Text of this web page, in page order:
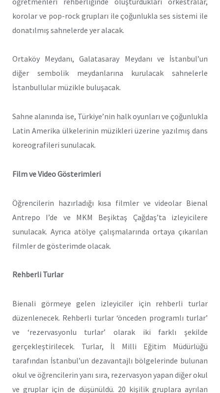
korolar ve pop-rock grupları ile çoğunlukla ses sistemi ile
donatılmış sahnelerde yer alacak.
Ortaköy Meydanı, Galatasaray Meydanı ve İstanbul’un
diğer sembolik meydanlarına kurulacak sahnelerle
İstanbullular müzikle buluşacak.
Sahne alanında ise, Türkiye’nin halk oyunları ve çoğunlukla
Latin Amerika ülkelerinin müzikleri üzerine yazılmış dans
koreografileri sunulacak.
Film ve Video Gösterimleri
Öğrencilerin hazırladığı kısa filmler ve videolar Bienal
Antrepo I’de ve MKM Beşiktaş Çağdaş’ta izleyicilere
sunulacak. Ayrıca atölye çalışmalarında ortaya çıkarılan
filmler de gösterimde olacak.
Rehberli Turlar
Bienali görmeye gelen izleyiciler için rehberli turlar
düzenlenecek. Rehberli turlar ‘önceden programlı turlar’
ve ‘rezervasyonlu turlar’ olarak iki farklı şekilde
gerçekleştirilecek. Turlar, İl Milli Eğitim Müdürlüğü
tarafından İstanbul’un dezavantajlı bölgelerinde bulunan
okul ve öğrencilerin yanı sıra, rezervasyon yapan diğer okul
ve gruplar için de düşünüldü. 20 kişilik gruplara ayrılan